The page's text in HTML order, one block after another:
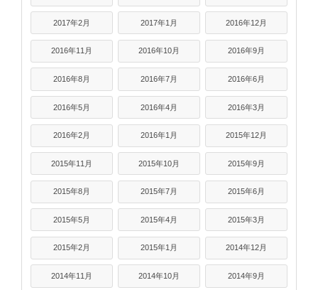
2017年2月 2017年1月 2016年12月
2016年11月 2016年10月 2016年9月
2016年8月 2016年7月 2016年6月
2016年5月 2016年4月 2016年3月
2016年2月 2016年1月 2015年12月
2015年11月 2015年10月 2015年9月
2015年8月 2015年7月 2015年6月
2015年5月 2015年4月 2015年3月
2015年2月 2015年1月 2014年12月
2014年11月 2014年10月 2014年9月